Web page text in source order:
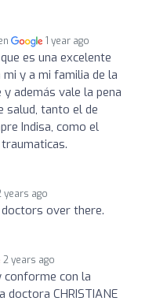
1 year ago
es una excelente
y a mi familia de la
además vale la pena
salud, tanto el de
Indisa, como el
years ago
over there.
2 years ago
conforme con la
CHRISTIANE